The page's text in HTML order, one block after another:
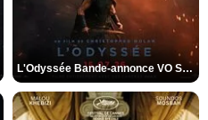
L'Odyssée Bande-annonce VO STFR